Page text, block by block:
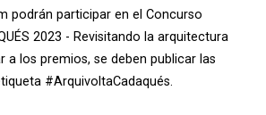
podrán participar en el Concurso
2023 - Revisitando la arquitectura
a los premios, se deben publicar las
#ArquivoltaCadaqués.